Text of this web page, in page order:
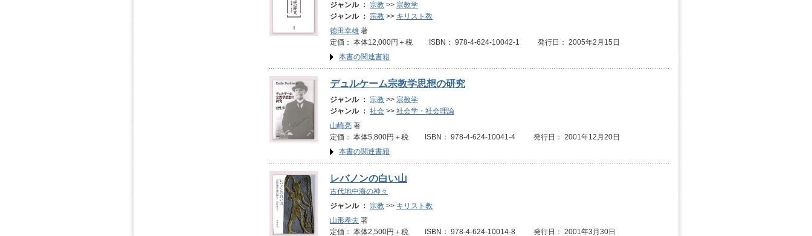
ジャンル ： 宗教 >> 宗教学
ジャンル ： 宗教 >> キリスト教
徳田幸雄 著
定価： 本体12,000円＋税 ISBN： 978-4-624-10042-1 発行日： 2005年2月15日
本書の関連書籍
デュルケーム宗教学思想の研究
ジャンル ： 宗教 >> 宗教学
ジャンル ： 社会 >> 社会学・社会理論
山崎亮 著
定価： 本体5,800円＋税 ISBN： 978-4-624-10041-4 発行日： 2001年12月20日
本書の関連書籍
レバノンの白い山
古代地中海の神々
ジャンル ： 宗教 >> キリスト教
山形孝夫 著
定価： 本体2,500円＋税 ISBN： 978-4-624-10014-8 発行日： 2001年3月30日